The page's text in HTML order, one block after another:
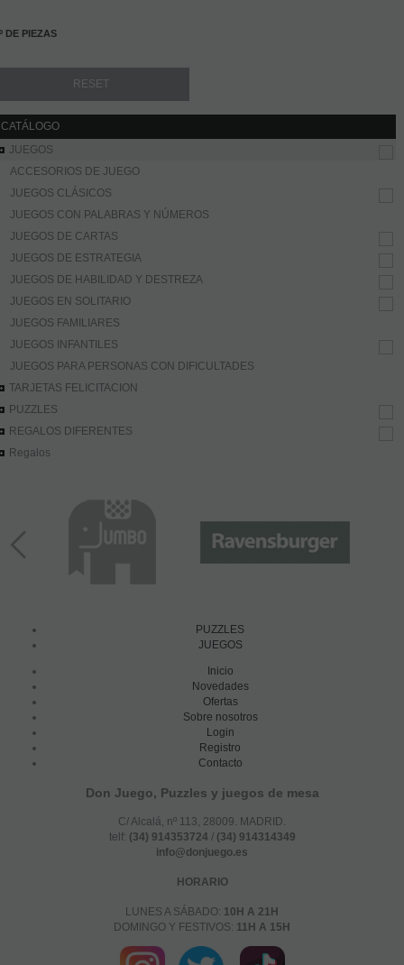
DE PIEZAS
CATÁLOGO
JUEGOS
ACCESORIOS DE JUEGO
JUEGOS CLÁSICOS
JUEGOS CON PALABRAS Y NÚMEROS
JUEGOS DE CARTAS
JUEGOS DE ESTRATEGIA
JUEGOS DE HABILIDAD Y DESTREZA
JUEGOS EN SOLITARIO
JUEGOS FAMILIARES
JUEGOS INFANTILES
JUEGOS PARA PERSONAS CON DIFICULTADES
TARJETAS FELICITACION
PUZZLES
REGALOS DIFERENTES
Regalos
PUZZLES
JUEGOS
Inicio
Novedades
Ofertas
Sobre nosotros
Login
Registro
Contacto
Don Juego, Puzzles y juegos de mesa
C/ Alcalá, nº 113, 28009. MADRID.
telf: (34) 914353724/ (34) 914314349
info@donjuego.es
HORARIO
LUNES A SÁBADO: 10H A 21H
DOMINGO Y FESTIVOS: 11H A 15H